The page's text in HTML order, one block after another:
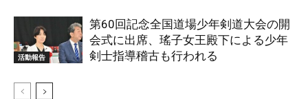
活動報告
第60回記念全国道場少年剣道大会の開
会式に出席、瑤子女王殿下による少年
剣士指導稽古も行われる